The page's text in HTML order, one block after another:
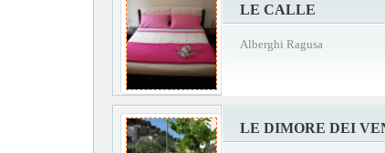
LE CALLE
Alberghi Ragusa
LE DIMORE DEI